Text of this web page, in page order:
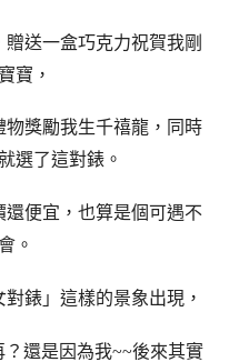
送一盒巧克力祝賀我剛
寶，
獎勵我生千禧龍，同時
選了這對錶。
便宜，也算是個可遇不
。
錶」這樣的景象出現，
還是因為我~~後來其實